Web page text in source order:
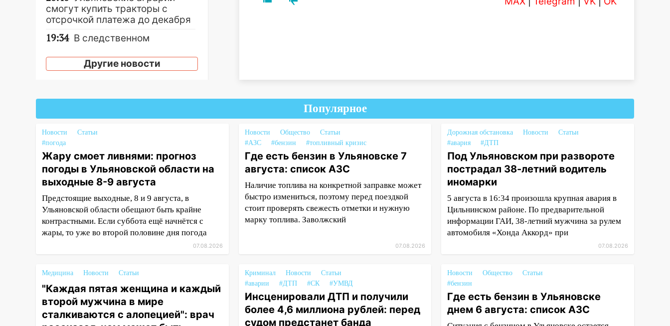
смогут купить тракторы с
отсрочкой платежа до декабря
19:34 В следственном
торжественное мероприятие,
приуроченное к празднованию
19:30 Ульяновцев приглашают
поддержать «Симбирскую
чебурашку» на фестивале
«ФормАРТ»
18:11 Ульяновская область
стала пилотным регионом
проекта «Культурное
долголетие»
17:16 В реанимацию
Ульяновской областной
16:51
В Чердаклинском районе
ремонтируют дороги, ставят
остановки и проводят новое
освещение
Другие новости
Популярное
Новости
Статьи
#погода
Жару смоет ливнями: прогноз
погоды в Ульяновской области на
выходные 8-9 августа
Предстоящие выходные, 8 и 9 августа, в
Ульяновской области обещают быть крайне
контрастными. Если суббота ещё начнётся с
жары, то уже во второй половине дня погода
07.08.2026
Новости Общество
Статьи
#АЗС
#бензин #топливный кризис
Где есть бензин в Ульяновске 7
августа: список АЗС
Наличие топлива на конкретной заправке может
быстро измениться, поэтому перед поездкой
стоит проверять свежесть отметки и нужную
марку топлива. Заволжский
07.08.2026
Дорожная обстановка Новости
Статьи
#авария
#ДТП
Под Ульяновском при развороте
пострадал 38-летний водитель
иномарки
5 августа в 16:34 произошла крупная авария в
Цильнинском районе. По предварительной
информации ГАИ, 38-летний мужчина за рулем
автомобиля «Хонда Аккорд» при
07.08.2026
Медицина Новости Статьи
"Каждая пятая женщина и каждый
второй мужчина в мире
сталкиваются с алопецией": врач
Криминал Новости
Статьи
#аварии
#ДТП #СК #УМВД
Инсценировали ДТП и получили
более 4,6 миллиона рублей: перед
судом предстанет банда
Новости Общество
Статьи
#бензин
Где есть бензин в Ульяновске
днем 6 августа: список АЗС